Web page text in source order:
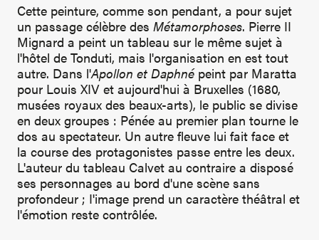
Cette peinture, comme son pendant, a pour sujet
un passage célèbre des Métamorphoses. Pierre II
Mignard a peint un tableau sur le même sujet à
l'hôtel de Tonduti, mais l'organisation en est tout
autre. Dans l'Apollon et Daphnépeint par Maratta
pour Louis XIV et aujourd'hui à Bruxelles (1680,
musées royaux des beaux-arts), le public se divise
en deux groupes : Pénée au premier plan tourne le
dos au spectateur. Un autre fleuve lui fait face et
la course des protagonistes passe entre les deux.
L'auteur du tableau Calvet au contraire a disposé
ses personnages au bord d'une scène sans
profondeur ; I'image prend un caractère théâtral et
l'émotion reste contrôlée.